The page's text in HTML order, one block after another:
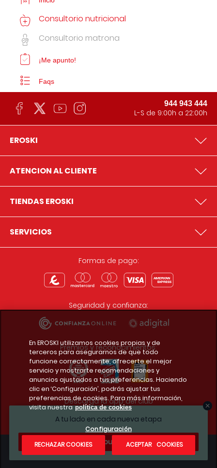
A tu lado en cada nueva etapa
¿Te apuntas?
Consultorio nutricional
Consultorio matrona
¡Me apunto!
Faqs
944 943 444
L-S de 9:00h a 22:00h
EROSKI
ATENCION AL CLIENTE
TIENDAS EROSKI
SERVICIOS
Formas de pago:
Seguridad y confianza:
Premios y reconocimientos:
Descarga la app del club
Condiciones legales
En EROSKI utilizamos cookies propias y de
terceros para asegurarnos de que todo
funcione correctamente, ofrecerte el mejor
servicio y mostrarte recomendaciones y
anuncios ajustados a tus preferencias. Haciendo
clic en ‘Configuración’, podrás ajustar tus
preferencias de cookies. Para más información,
visita nuestra política de cookies
Configuración
RECHAZAR COOKIES
ACEPTAR COOKIES